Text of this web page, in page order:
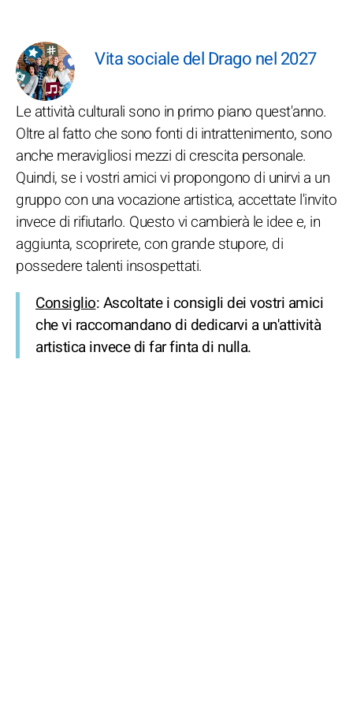
Vita sociale del Drago nel 2027
Le attività culturali sono in primo piano quest'anno.
Oltre al fatto che sono fonti di intrattenimento, sono
anche meravigliosi mezzi di crescita personale.
Quindi, se i vostri amici vi propongono di unirvi a un
gruppo con una vocazione artistica, accettate l'invito
invece di rifiutarlo. Questo vi cambierà le idee e, in
aggiunta, scoprirete, con grande stupore, di
possedere talenti insospettati.
Consiglio: Ascoltate i consigli dei vostri amici
che vi raccomandano di dedicarvi a un'attività
artistica invece di far finta di nulla.